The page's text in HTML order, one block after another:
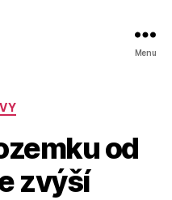
Menu
od
zvýší
u
o